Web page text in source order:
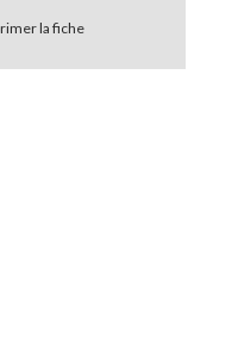
la fiche